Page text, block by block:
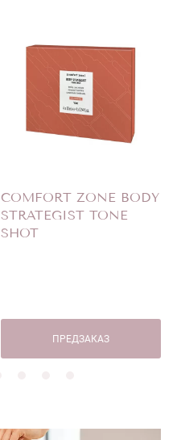
COMFORT ZONE BODY
STRATEGIST TONE
SHOT
ПРЕДЗАКАЗ